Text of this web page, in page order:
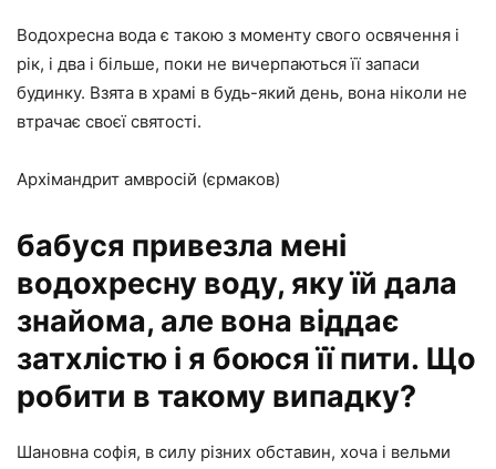
Водохресна вода є такою з моменту свого освячення і
рік, і два і більше, поки не вичерпаються її запаси
будинку. Взята в храмі в будь-який день, вона ніколи не
втрачає своєї святості.
Архімандрит амвросій (єрмаков)
бабуся привезла мені
водохресну воду, яку їй дала
знайома, але вона віддає
затхлістю і я боюся її пити. Що
робити в такому випадку?
Шановна софія, в силу різних обставин, хоча і вельми